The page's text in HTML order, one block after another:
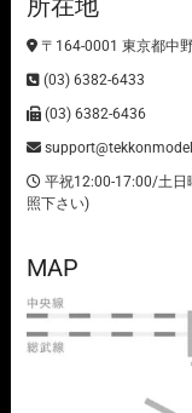
〒164-0001 東京都中
(03) 6382-6433
(03) 6382-6436
平祝12:00-17:00/土日
照下さい)
MAP